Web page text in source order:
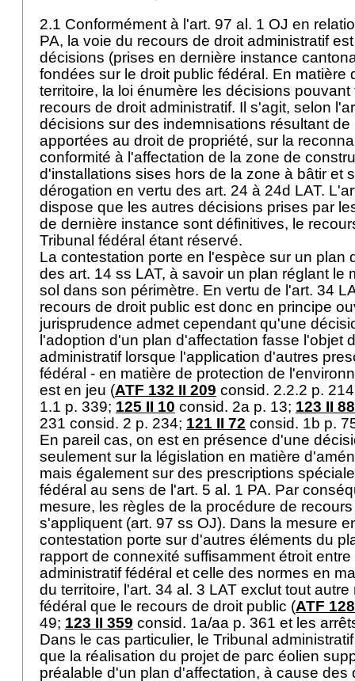
2.1 Conformément à l'art. 97 al. 1 OJ en
PA, la voie du recours de droit administratif
décisions (prises en dernière instance
fondées sur le droit public fédéral. En matière
territoire, la loi énumère les décisions
recours de droit administratif. Il s'agit, selon l'
décisions sur des indemnisations résultant de
apportées au droit de propriété, sur la
conformité à l'affectation de la zone de
d'installations sises hors de la zone à bâtir et
dérogation en vertu des art. 24 à 24d LAT. L'
dispose que les autres décisions prises par
de dernière instance sont définitives, le
Tribunal fédéral étant réservé.
La contestation porte en l'espèce sur un plan
des art. 14 ss LAT, à savoir un plan réglant le
sol dans son périmètre. En vertu de l'art. 34
recours de droit public est donc en principe
jurisprudence admet cependant qu'une
l'adoption d'un plan d'affectation fasse l'objet
administratif lorsque l'application d'autres
fédéral - en matière de protection de
est en jeu (ATF 132 II 209 consid. 2.2.2 p.
1.1 p. 339; 125 II 10 consid. 2a p. 13; 123 II 88
231 consid. 2 p. 234; 121 II 72 consid. 1b p.
En pareil cas, on est en présence d'une
seulement sur la législation en matière
mais également sur des prescriptions
fédéral au sens de l'art. 5 al. 1 PA. Par
mesure, les règles de la procédure de
s'appliquent (art. 97 ss OJ). Dans la mesure
contestation porte sur d'autres éléments du
rapport de connexité suffisamment étroit
administratif fédéral et celle des normes en
du territoire, l'art. 34 al. 3 LAT exclut tout autre
fédéral que le recours de droit public (ATF
49; 123 II 359 consid. 1a/aa p. 361 et les
Dans le cas particulier, le Tribunal
que la réalisation du projet de parc éolien
préalable d'un plan d'affectation, à cause des